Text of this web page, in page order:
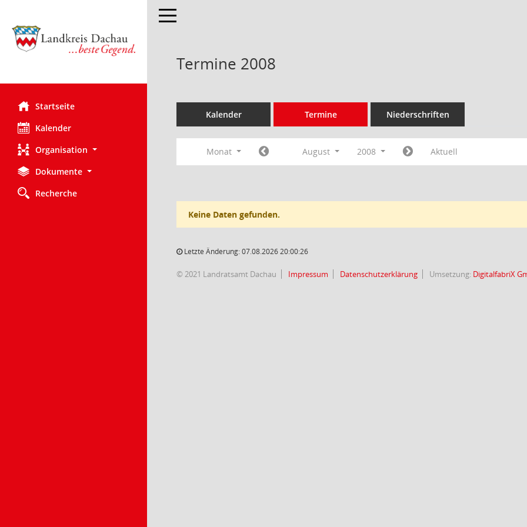
Startseite
Kalender
Organisation
Dokumente
Recherche
Toggle navigation
Termine 2008
Kalender Termine Niederschriften
Monat August 2008 Aktuell
Keine Daten gefunden.
Letzte Änderung: 07.08.2026 20:00:26
© 2021 Landratsamt Dachau Impressum Datenschutzerklärung Umsetzung: DigitalfabriX